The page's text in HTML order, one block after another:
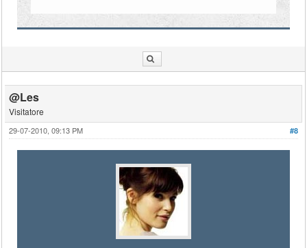
@Les
Visitatore
#8
29-07-2010, 09:13 PM